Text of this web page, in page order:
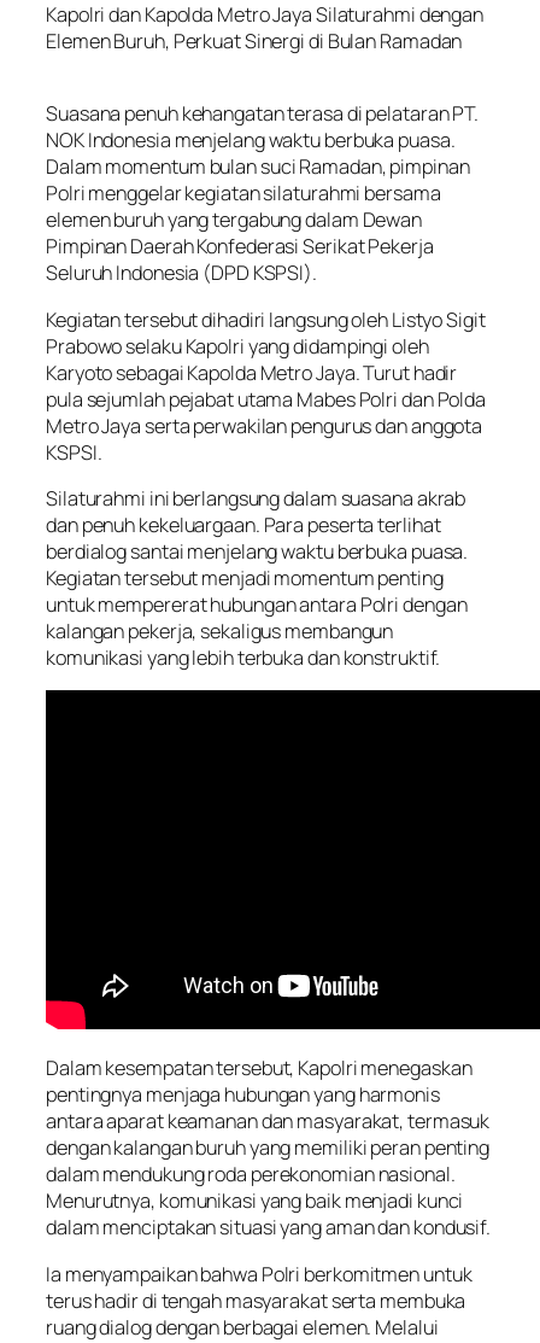
Kapolri dan Kapolda Metro Jaya Silaturahmi dengan
Elemen Buruh, Perkuat Sinergi di Bulan Ramadan
Suasana penuh kehangatan terasa di pelataran PT.
NOK Indonesia menjelang waktu berbuka puasa.
Dalam momentum bulan suci Ramadan, pimpinan
Polri menggelar kegiatan silaturahmi bersama
elemen buruh yang tergabung dalam Dewan
Pimpinan Daerah Konfederasi Serikat Pekerja
Seluruh Indonesia (DPD KSPSI).
Kegiatan tersebut dihadiri langsung oleh Listyo Sigit
Prabowo selaku Kapolri yang didampingi oleh
Karyoto sebagai Kapolda Metro Jaya. Turut hadir
pula sejumlah pejabat utama Mabes Polri dan Polda
Metro Jaya serta perwakilan pengurus dan anggota
KSPSI.
Silaturahmi ini berlangsung dalam suasana akrab
dan penuh kekeluargaan. Para peserta terlihat
berdialog santai menjelang waktu berbuka puasa.
Kegiatan tersebut menjadi momentum penting
untuk mempererat hubungan antara Polri dengan
kalangan pekerja, sekaligus membangun
komunikasi yang lebih terbuka dan konstruktif.
Dalam kesempatan tersebut, Kapolri menegaskan
pentingnya menjaga hubungan yang harmonis
antara aparat keamanan dan masyarakat, termasuk
dengan kalangan buruh yang memiliki peran penting
dalam mendukung roda perekonomian nasional.
Menurutnya, komunikasi yang baik menjadi kunci
dalam menciptakan situasi yang aman dan kondusif.
Ia menyampaikan bahwa Polri berkomitmen untuk
terus hadir di tengah masyarakat serta membuka
ruang dialog dengan berbagai elemen. Melalui